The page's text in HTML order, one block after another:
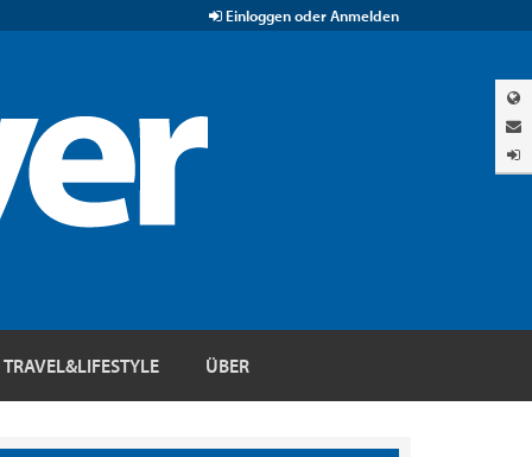
Einloggen oder Anmelden
TRAVEL&LIFESTYLE ÜBER